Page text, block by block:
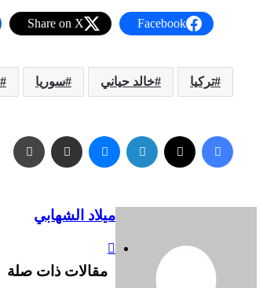
Facebook
Share on X
تركيا خالد حياني سوريا
فيسبوك لينكدإن ماسنجر مشاركة عبر البريد
ميلاد الشهابي
الويب
مقالات ذات صلة